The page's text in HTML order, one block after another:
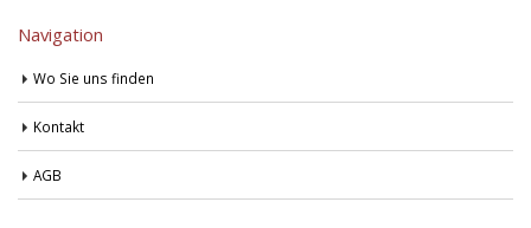
Navigation
Wo Sie uns finden
Kontakt
AGB